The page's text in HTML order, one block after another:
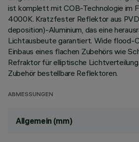
ist komplett mit COB-Technologie im
4000K. Kratzfester Reflektor aus
deposition)-Aluminium, das eine
Lichtausbeute garantiert. Wide flood-
Einbaus eines flachen Zubehörs wie
Refraktor für elliptische
Zubehör bestellbare Reflektoren.
ABMESSUNGEN
Allgemein (mm)